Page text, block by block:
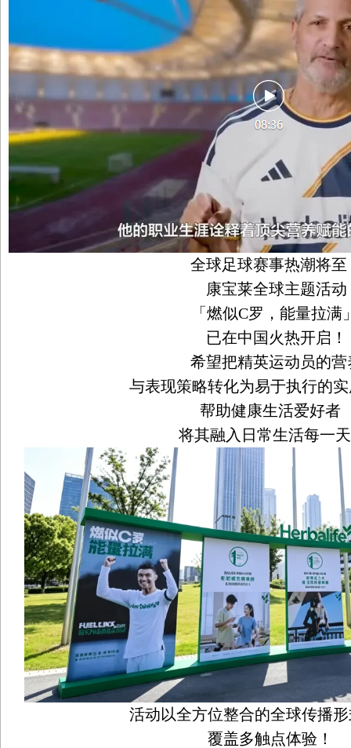
全球足球赛事热潮将至
康宝莱全球主题活动
「燃似C罗，能量拉满
已在中国火热开启！
希望把精英运动员的营
与表现策略转化为易于执行的
帮助健康生活爱好者
将其融入日常生活每一
活动以全方位整合的全球传播
覆盖多触点体验！